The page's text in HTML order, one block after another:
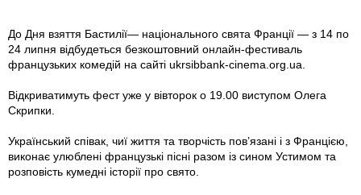
До Дня взяття Бастилії— національного свята Франції — з 14 по
24 липня відбудеться безкоштовний онлайн-фестиваль
французьких комедій на сайті ukrsibbank-cinema.org.ua.
Відкриватимуть фест уже у вівторок о 19.00 виступом Олега
Скрипки.
Український співак, чиї життя та творчість пов’язані і з Францією,
виконає улюблені французькі пісні разом із сином Устимом та
розповість кумедні історії про свято.